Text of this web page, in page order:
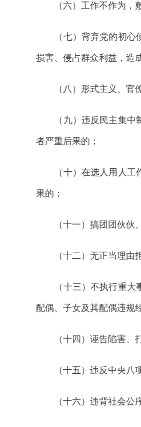
（六）工作不作为，敷
（七）背弃党的初心使
损害、侵占群众利益，造
（八）形式主义、官僚
（九）违反民主集中制
者严重后果的；
（十）在选人用人工作
果的；
（十一）搞团团伙伙、
（十二）无正当理由拒
（十三）不执行重大事
配偶、子女及其配偶违规
（十四）诬告陷害、打
（十五）违反中央八项
（十六）违背社会公序